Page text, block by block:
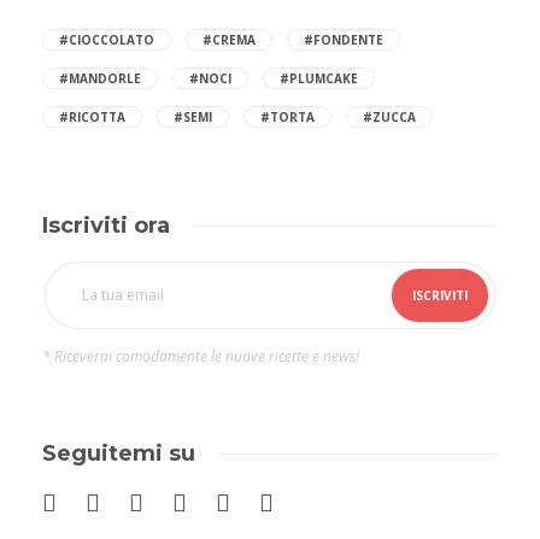
#CIOCCOLATO #CREMA #FONDENTE
#MANDORLE #NOCI #PLUMCAKE
#RICOTTA #SEMI #TORTA #ZUCCA
Iscriviti ora
* Riceverai comodamente le nuove ricette e news!
Seguitemi su